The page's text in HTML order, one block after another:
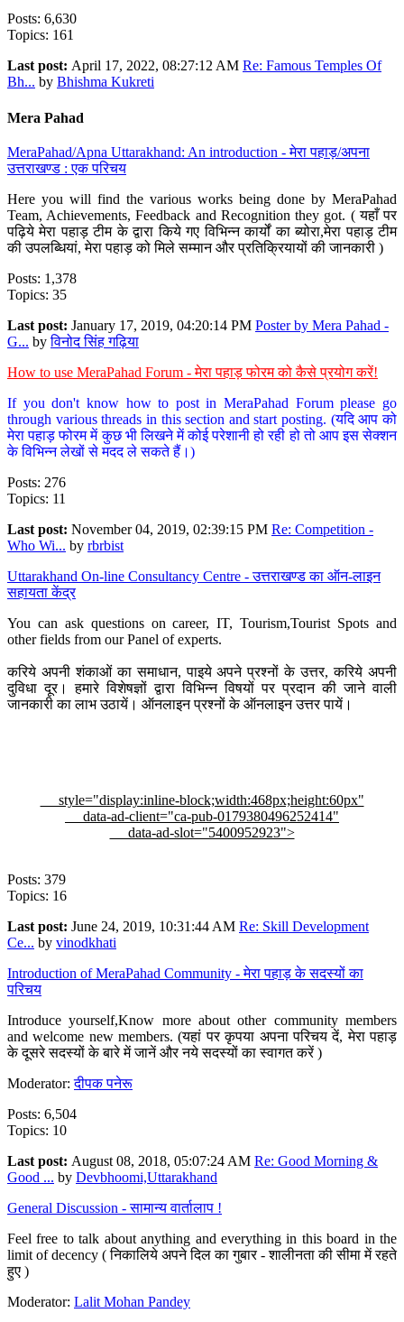
Posts: 6,630
Topics: 161
Last post: April 17, 2022, 08:27:12 AM Re: Famous Temples Of
Bh... by Bhishma Kukreti
Mera Pahad
MeraPahad/Apna Uttarakhand: An introduction - मेरा पहाड़/अपना
उत्तराखण्ड : एक परिचय
Here you will find the various works being done by MeraPahad
Team, Achievements, Feedback and Recognition they got. ( यहाँ पर
पढ़िये मेरा पहाड़ टीम के द्वारा किये गए विभिन्न कार्यों का ब्योरा,मेरा पहाड़ टीम
की उपलब्धियां, मेरा पहाड़ को मिले सम्मान और प्रतिक्रियायों की जानकारी )
Posts: 1,378
Topics: 35
Last post: January 17, 2019, 04:20:14 PM Poster by Mera Pahad -
G... byविनोद सिंह गढ़िया
How to use MeraPahad Forum - मेरा पहाड़ फोरम को कैसे प्रयोग करें!
If you don't know how to post in MeraPahad Forum please go
through various threads in this section and start posting. (यदि आप को
मेरा पहाड़ फोरम में कुछ भी लिखने में कोई परेशानी हो रही हो तो आप इस सेक्शन
के विभिन्न लेखों से मदद ले सकते हैं।)
Posts: 276
Topics: 11
Last post: November 04, 2019, 02:39:15 PM Re: Competition -
Who Wi... by rbrbist
Uttarakhand On-line Consultancy Centre - उत्तराखण्ड का ऑन-लाइन
सहायता केंद्र
You can ask questions on career, IT, Tourism,Tourist Spots and
other fields from our Panel of experts.
करिये अपनी शंकाओं का समाधान, पाइये अपने प्रश्नों के उत्तर, करिये अपनी
दुविधा दूर। हमारे विशेषज्ञों द्वारा विभिन्न विषयों पर प्रदान की जाने वाली
जानकारी का लाभ उठायें। ऑनलाइन प्रश्नों के ऑनलाइन उत्तर पायें।
style="display:inline-block;width:468px;height:60px"
data-ad-client="ca-pub-0179380496252414"
data-ad-slot="5400952923">
Posts: 379
Topics: 16
Last post: June 24, 2019, 10:31:44 AM Re: Skill Development
Ce... by vinodkhati
Introduction of MeraPahad Community - मेरा पहाड़ के सदस्यों का
परिचय
Introduce yourself,Know more about other community members
and welcome new members. (यहां पर कृपया अपना परिचय दें, मेरा पहाड़
के दूसरे सदस्यों के बारे में जानें और नये सदस्यों का स्वागत करें )
Moderator:दीपक पनेरू
Posts: 6,504
Topics: 10
Last post: August 08, 2018, 05:07:24 AM Re: Good Morning &
Good ... by Devbhoomi,Uttarakhand
General Discussion - सामान्य वार्तालाप !
Feel free to talk about anything and everything in this board in the
limit of decency ( निकालिये अपने दिल का गुबार - शालीनता की सीमा में रहते
हुए )
Moderator: Lalit Mohan Pandey